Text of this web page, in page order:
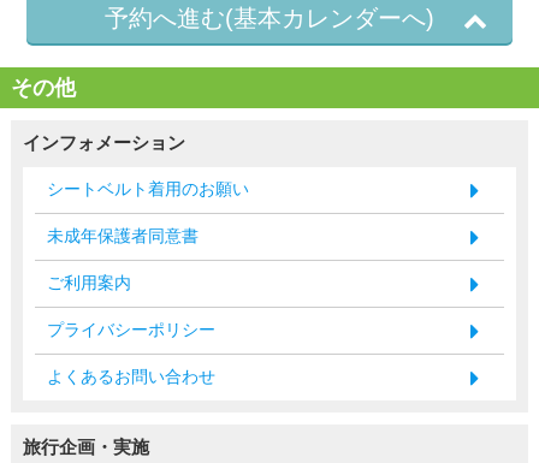
予約へ進む(基本カレンダーへ)
その他
インフォメーション
シートベルト着用のお願い
未成年保護者同意書
ご利用案内
プライバシーポリシー
よくあるお問い合わせ
旅行企画・実施